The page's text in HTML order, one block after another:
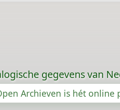
gegevens van
Archieven is hét